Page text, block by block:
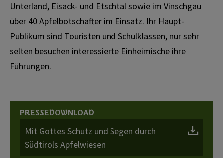
Unterland, Eisack- und Etschtal sowie im Vinschgau
über 40 Apfelbotschafter im Einsatz. Ihr Haupt-
Publikum sind Touristen und Schulklassen, nur sehr
selten besuchen interessierte Einheimische ihre
Führungen.
PRESSEDOWNLOAD
Mit Gottes Schutz und Segen durch
Südtirols Apfelwiesen